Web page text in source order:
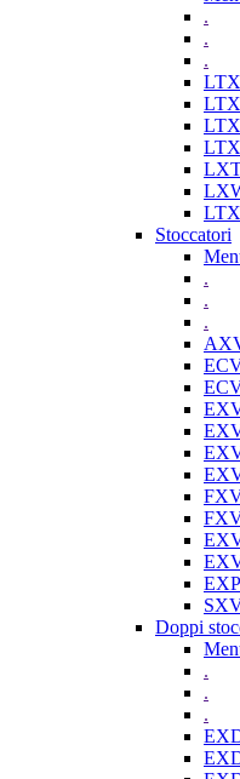
.
.
.
Stoccatori
.
.
.
Doppi
.
.
.